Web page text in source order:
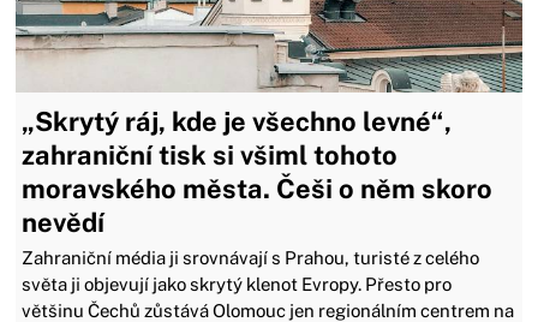
„Skrytý ráj, kde je všechno levné“,
zahraniční tisk si všiml tohoto
moravského města. Češi o něm skoro
nevědí
Zahraniční média ji srovnávají s Prahou, turisté z celého
světa ji objevují jako skrytý klenot Evropy. Přesto pro
většinu Čechů zůstává Olomouc jen regionálním centrem na